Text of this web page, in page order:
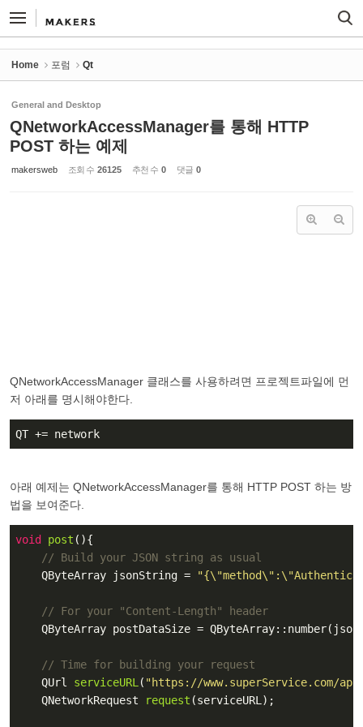
Home 포럼 Qt
General and Desktop
QNetworkAccessManager를 통해 HTTP
POST 하는 예제
makersweb 조회 수 26125 추천 수 0 댓글 0
QNetworkAccessManager 클래스를 사용하려면 프로젝트파일에 먼
저 아래를 명시해야한다.
QT += network
아래 예제는 QNetworkAccessManager를 통해 HTTP POST 하는 방
법을 보여준다.
void post (){
// Build your JSON string as usual
    QByteArray jsonString =
// For your "Content-Length" header
QByteArray postDataSize =
// Time for building your request
QUrl serviceURL ( "https://www.superService.com/
QNetworkRequest
request (serviceURL) ;